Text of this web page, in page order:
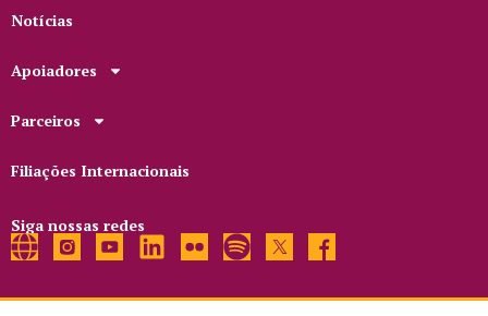
Notícias
Apoiadores
Parceiros
Filiações Internacionais
Siga nossas redes